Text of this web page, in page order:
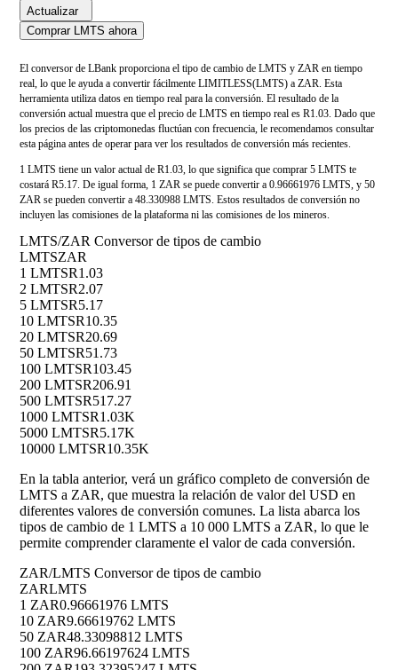
Actualizar
Comprar LMTS ahora
El conversor de LBank proporciona el tipo de cambio de LMTS y ZAR en tiempo
real, lo que le ayuda a convertir fácilmente LIMITLESS(LMTS) a ZAR. Esta
herramienta utiliza datos en tiempo real para la conversión. El resultado de la
conversión actual muestra que el precio de LMTS en tiempo real es R1.03. Dado que
los precios de las criptomonedas fluctúan con frecuencia, le recomendamos consultar
esta página antes de operar para ver los resultados de conversión más recientes.
1 LMTS tiene un valor actual de R1.03, lo que significa que comprar 5 LMTS te
costará R5.17. De igual forma, 1 ZAR se puede convertir a 0.96661976 LMTS, y 50
ZAR se pueden convertir a 48.330988 LMTS. Estos resultados de conversión no
incluyen las comisiones de la plataforma ni las comisiones de los mineros.
LMTS/ZAR Conversor de tipos de cambio
LMTSZAR
1 LMTSR1.03
2 LMTSR2.07
5 LMTSR5.17
10 LMTSR10.35
20 LMTSR20.69
50 LMTSR51.73
100 LMTSR103.45
200 LMTSR206.91
500 LMTSR517.27
1000 LMTSR1.03K
5000 LMTSR5.17K
10000 LMTSR10.35K
En la tabla anterior, verá un gráfico completo de conversión de
LMTS a ZAR, que muestra la relación de valor del USD en
diferentes valores de conversión comunes. La lista abarca los
tipos de cambio de 1 LMTS a 10 000 LMTS a ZAR, lo que le
permite comprender claramente el valor de cada conversión.
ZAR/LMTS Conversor de tipos de cambio
ZARLMTS
1 ZAR0.96661976 LMTS
10 ZAR9.66619762 LMTS
50 ZAR48.33098812 LMTS
100 ZAR96.66197624 LMTS